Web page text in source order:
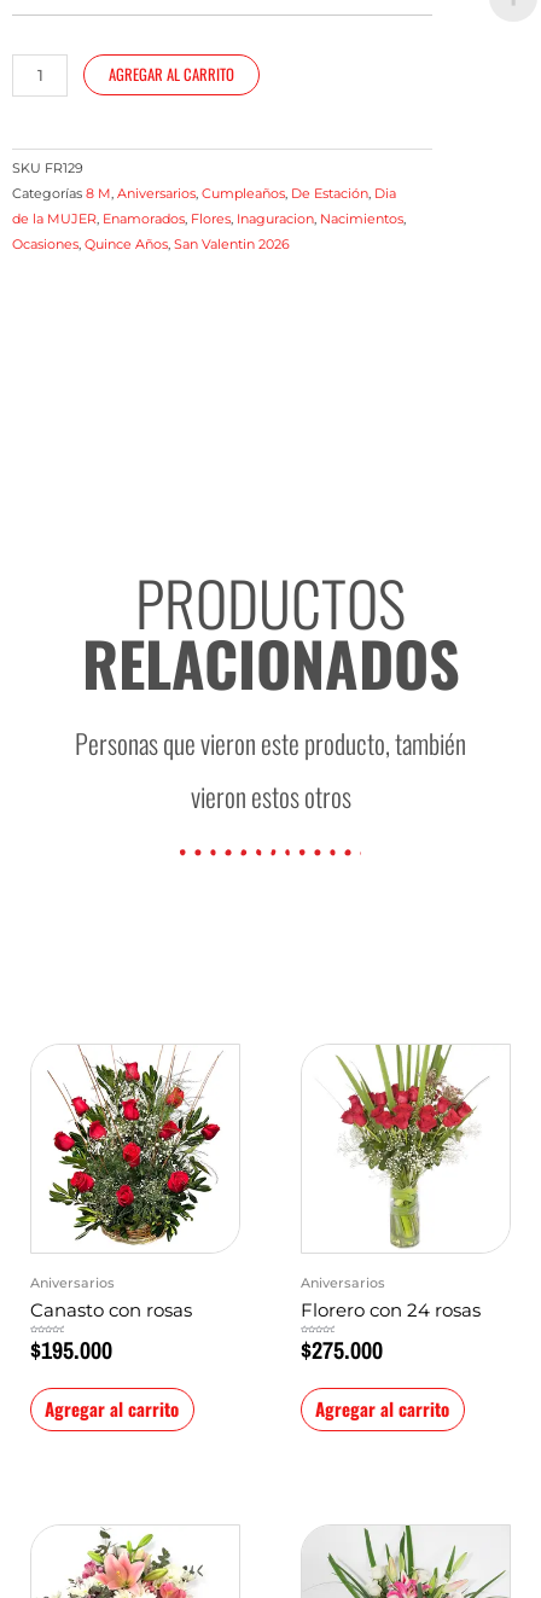
Ramo
estacion
cantidad
AGREGAR AL CARRITO
SKU FR129
Categorías 8 M, Aniversarios, Cumpleaños, De Estación, Dia
de la MUJER, Enamorados, Flores, Inaguracion, Nacimientos,
Ocasiones, Quince Años, San Valentin 2026
PRODUCTOS
RELACIONADOS
Personas que vieron este producto, también
vieron estos otros
Aniversarios
Canasto con rosas
en
0
de
$195.000
Agregar al carrito
Aniversarios
Florero con 24 rosas
en
0
de
$275.000
Agregar al carrito